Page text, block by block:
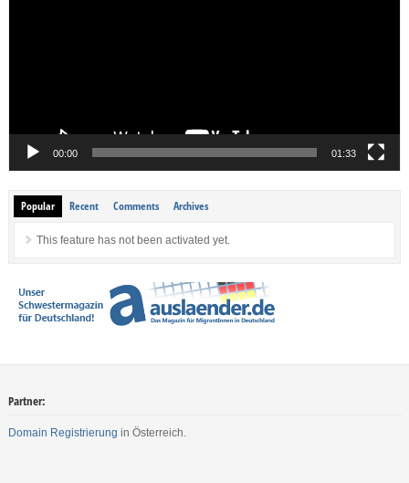
00:00 01:33
Popular Recent Comments Archives
This feature has not been activated yet.
Partner:
Domain Registrierung in Österreich.